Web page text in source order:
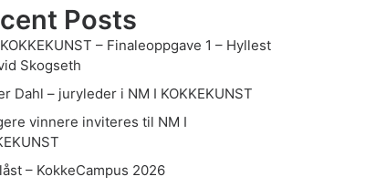
Posts
– Finaleoppgave 1 – Hyllest
Skogseth
Dahl – juryleder i NM I KOKKEKUNST
vinnere inviteres til NM I
– KokkeCampus 2026